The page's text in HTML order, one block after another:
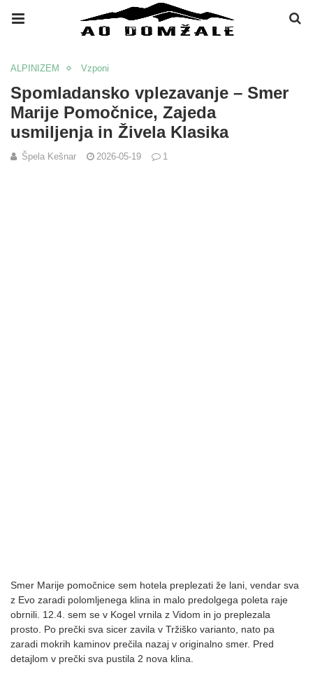
ALPINIZEM Vzponi
Spomladansko vplezavanje – Smer
Marije Pomočnice, Zajeda
usmiljenja in Živela Klasika
Špela Kešnar 2026-05-19 1
Smer Marije pomočnice sem hotela preplezati že lani, vendar sva
z Evo zaradi polomljenega klina in malo predolgega poleta raje
obrnili. 12.4. sem se v Kogel vrnila z Vidom in jo preplezala
prosto. Po prečki sva sicer zavila v Tržiško varianto, nato pa
zaradi mokrih kaminov prečila nazaj v originalno smer. Pred
detajlom v prečki sva pustila 2 nova klina.